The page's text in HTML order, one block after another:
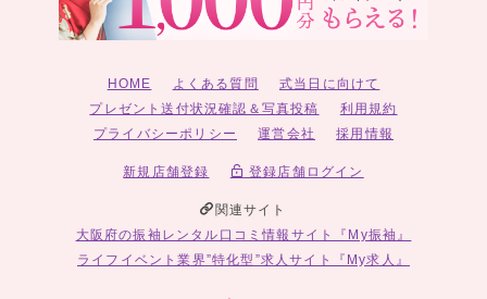
HOME よくある質問
式当日に向けて
プレゼント送付状況確認＆写真投稿
利用規約
プライバシーポリシー
運営会社 採用情報
新規店舗登録 登録店舗ログイン
関連サイト
大阪府の振袖レンタル口コミ情報サイト『My振袖』
ライフイベント業界”特化型”求人サイト『My求人』